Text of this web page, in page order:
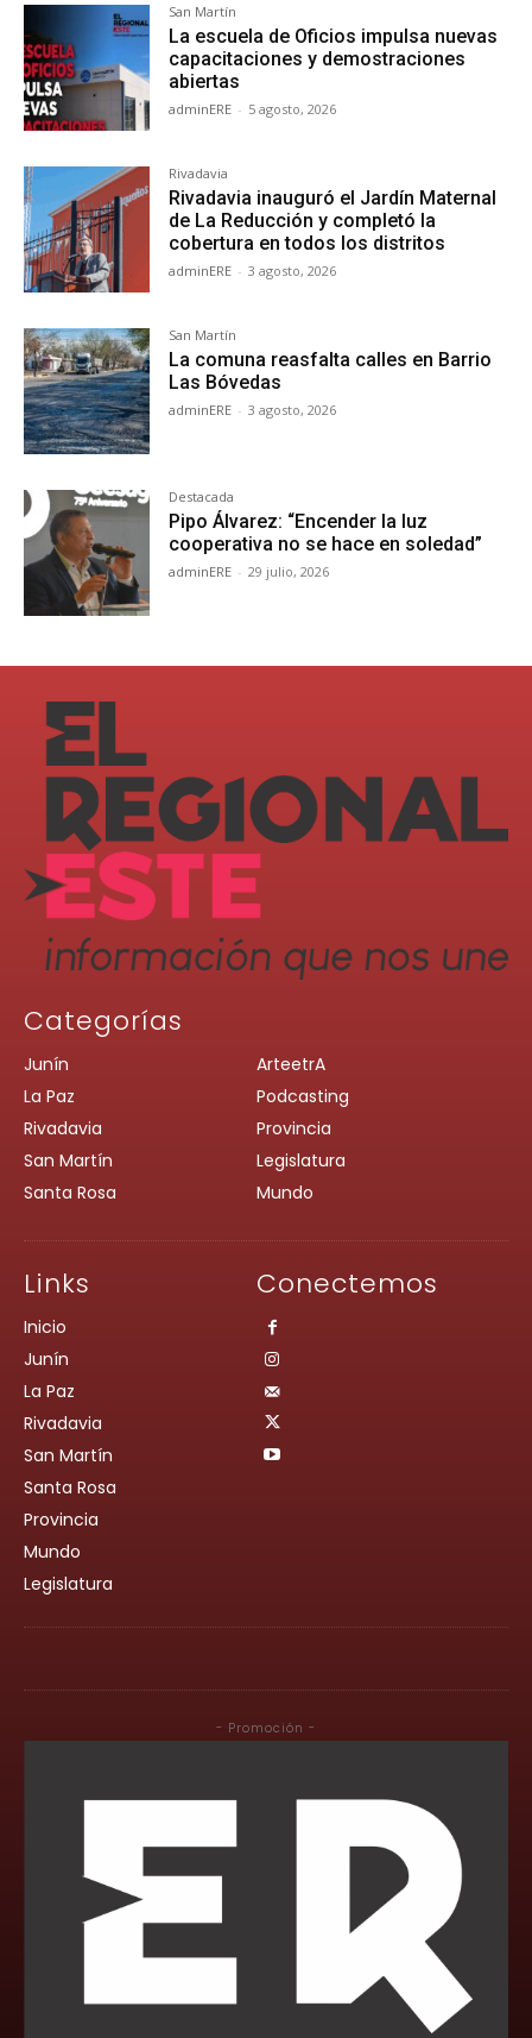
San Martín
La escuela de Oficios impulsa nuevas
capacitaciones y demostraciones
abiertas
adminERE - 5 agosto, 2026
Rivadavia
Rivadavia inauguró el Jardín Maternal
de La Reducción y completó la
cobertura en todos los distritos
adminERE - 3 agosto, 2026
San Martín
La comuna reasfalta calles en Barrio
Las Bóvedas
adminERE - 3 agosto, 2026
Destacada
Pipo Álvarez: “Encender la luz
cooperativa no se hace en soledad”
adminERE - 29 julio, 2026
Categorías
Junín
La Paz
Rivadavia
San Martín
Santa Rosa
ArteetrA
Podcasting
Provincia
Legislatura
Mundo
Links
Inicio
Junín
La Paz
Rivadavia
San Martín
Santa Rosa
Provincia
Mundo
Legislatura
Conectemos
- Promoción -